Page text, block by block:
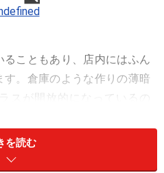
こともあり、店内にはふん
。倉庫のような作りの薄暗
スが開放的になっているの
一杯のコーヒーに込める気
を読む